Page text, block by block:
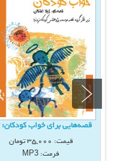
قصه‌هايی برای خواب كودكان:
قیمت: 35,000تومان
فرمت: MP3